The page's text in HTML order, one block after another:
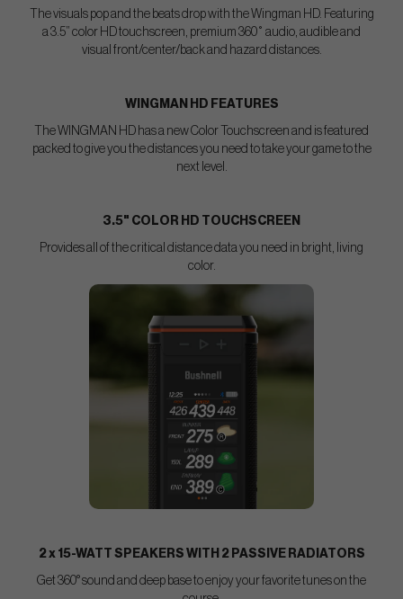
The visuals pop and the beats drop with the Wingman HD. Featuring
a 3.5” color HD touchscreen, premium 360˚ audio, audible and
visual front/center/back and hazard distances.
WINGMAN HD FEATURES
The WINGMAN HD has a new Color Touchscreen and is featured
packed to give you the distances you need to take your game to the
next level.
3.5" COLOR HD TOUCHSCREEN
Provides all of the critical distance data you need in bright, living
color.
2 x 15-WATT SPEAKERS WITH 2 PASSIVE RADIATORS
Get 360° sound and deep base to enjoy your favorite tunes on the